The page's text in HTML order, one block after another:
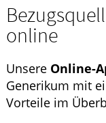
online
Unsere Online-
Generikum mit
Vorteile im